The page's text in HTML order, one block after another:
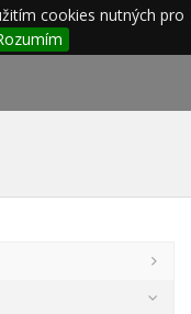
cookies nutných pro